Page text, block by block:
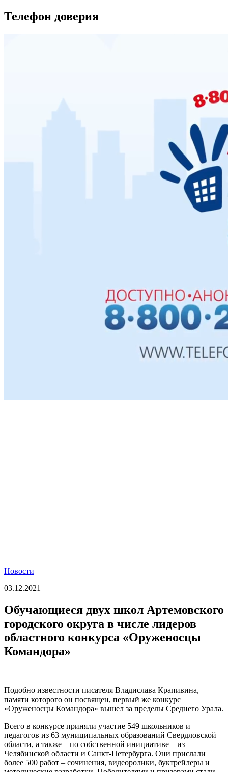
Телефон доверия
Новости
03.12.2021
Обучающиеся двух школ Артемовского
городского округа в числе лидеров
областного конкурса «Оруженосцы
Командора»
Подобно известности писателя Владислава Крапивина,
памяти которого он посвящен, первый же конкурс
«Оруженосцы Командора» вышел за пределы Среднего Урала.
Всего в конкурсе приняли участие 549 школьников и
педагогов из 63 муниципальных образований Свердловской
области, а также – по собственной инициативе – из
Челябинской области и Санкт-Петербурга. Они прислали
более 500 работ – сочинения, видеоролики, буктрейлеры и